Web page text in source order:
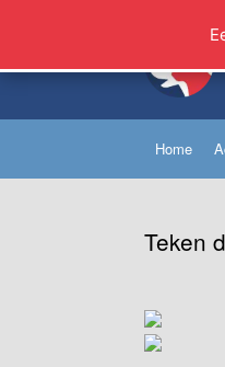
inhoud
Home
Teken